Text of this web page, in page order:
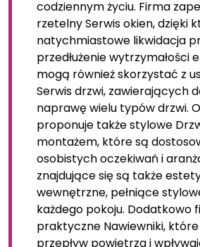
codziennym życiu. Firma
rzetelny Serwis okien, dzięki
natychmiastowe likwidacja
przedłużenie wytrzymałości
mogą również skorzystać z
Serwis drzwi, zawierających
naprawę wielu typów drzwi.
proponuje także stylowe
montażem, które są
osobistych oczekiwań i
znajdujące się są także
wewnętrzne, pełniące
każdego pokoju. Dodatkowo
praktyczne Nawiewniki,
przepływ powietrza i